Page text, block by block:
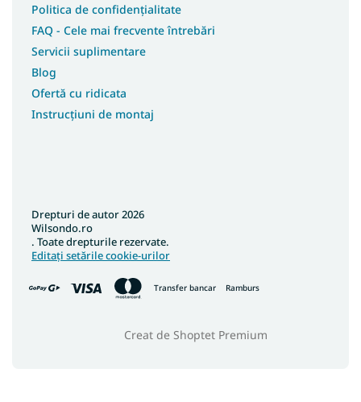
Politica de confidențialitate
FAQ - Cele mai frecvente întrebări
Servicii suplimentare
Blog
Ofertă cu ridicata
Instrucțiuni de montaj
Transfer bancar Ramburs
Creat de Shoptet Premium
Drepturi de autor 2026
Wilsondo.ro
. Toate drepturile rezervate.
Editați setările cookie-urilor